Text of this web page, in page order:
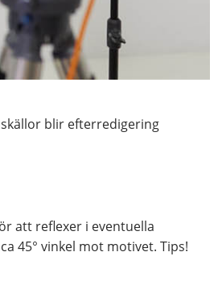
blir efterredigering
att reflexer i eventuella
45° vinkel mot motivet. Tips!